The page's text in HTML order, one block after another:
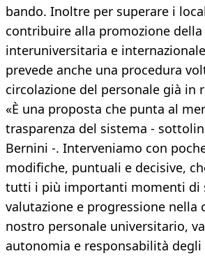
bando. Inoltre per superare i
contribuire alla promozione
interuniversitaria e
prevede anche una procedura
circolazione del personale già in
«È una proposta che punta al
trasparenza del sistema -
Bernini -. Interveniamo con
modifiche, puntuali e decisive,
tutti i più importanti momenti di
valutazione e progressione nella
nostro personale universitario,
autonomia e responsabilità degli